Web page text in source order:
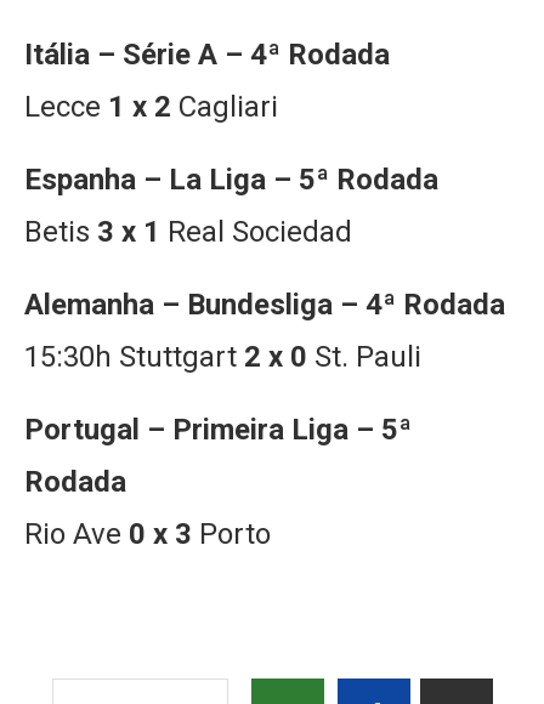
Itália – Série A – 4ª Rodada
Lecce 1 x 2 Cagliari
Espanha – La Liga – 5ª Rodada
Betis 3 x 1 Real Sociedad
Alemanha – Bundesliga – 4ª Rodada
15:30h Stuttgart 2 x 0 St. Pauli
Portugal – Primeira Liga – 5ª
Rodada
Rio Ave 0 x 3 Porto